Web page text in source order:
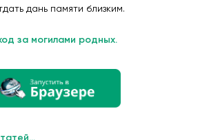
дань памяти близким.
за могилами родных.